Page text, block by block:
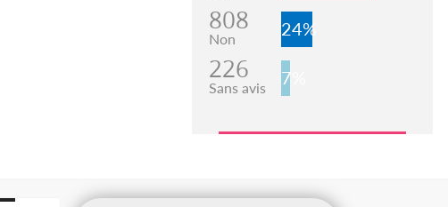
808
Non 24%
226
Sans avis 7%